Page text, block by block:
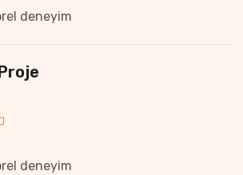
deneyim
deneyim